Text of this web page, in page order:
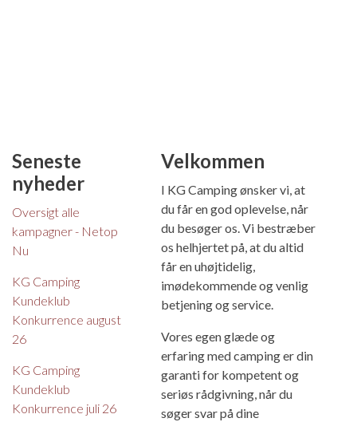
Seneste
nyheder
Oversigt alle
kampagner - Netop
Nu
KG Camping
Kundeklub
Konkurrence august
26
KG Camping
Kundeklub
Konkurrence juli 26
Velkommen
I KG Camping ønsker vi, at
du får en god oplevelse, når
du besøger os. Vi bestræber
os helhjertet på, at du altid
får en uhøjtidelig,
imødekommende og venlig
betjening og service.
Vores egen glæde og
erfaring med camping er din
garanti for kompetent og
seriøs rådgivning, når du
søger svar på dine